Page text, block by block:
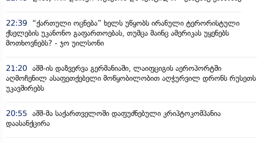
22:39
“ქართული ოცნება” ხელს უწყობს ირანული ტერორისტული
ქსელების უკანონო გაფართოებას, თუმცა მაინც ამერიკას უყენებს
მოთხოვნებს? - ჯო უილსონი
21:20 აშშ-ის დაზვერვა გერმანიაში, ლაიფციგის აეროპორტში
აღმოჩენილ ასაფეთქებელი მოწყობილობით აღჭურვილ დრონს რუსეთს
უკავშირებს
20:55 აშშ-მა საქართველოში დაფუძნებული კრიპტოკომპანია
დაასანქცირა